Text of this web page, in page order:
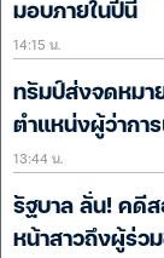
มอบภายในปีนี้
14:15 น.
ทรัมป์ส่งจดหมา
ตำแหน่งผู้ว่ากา
13:44 น.
รัฐบาล ลั่น! คดี
หน้าสาวถึงผู้ร่ว